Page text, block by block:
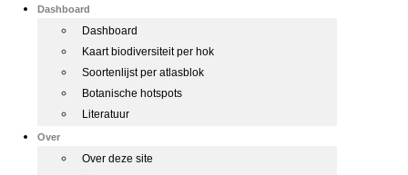
Dashboard
Dashboard
Kaart biodiversiteit per hok
Soortenlijst per atlasblok
Botanische hotspots
Literatuur
Over
Over deze site